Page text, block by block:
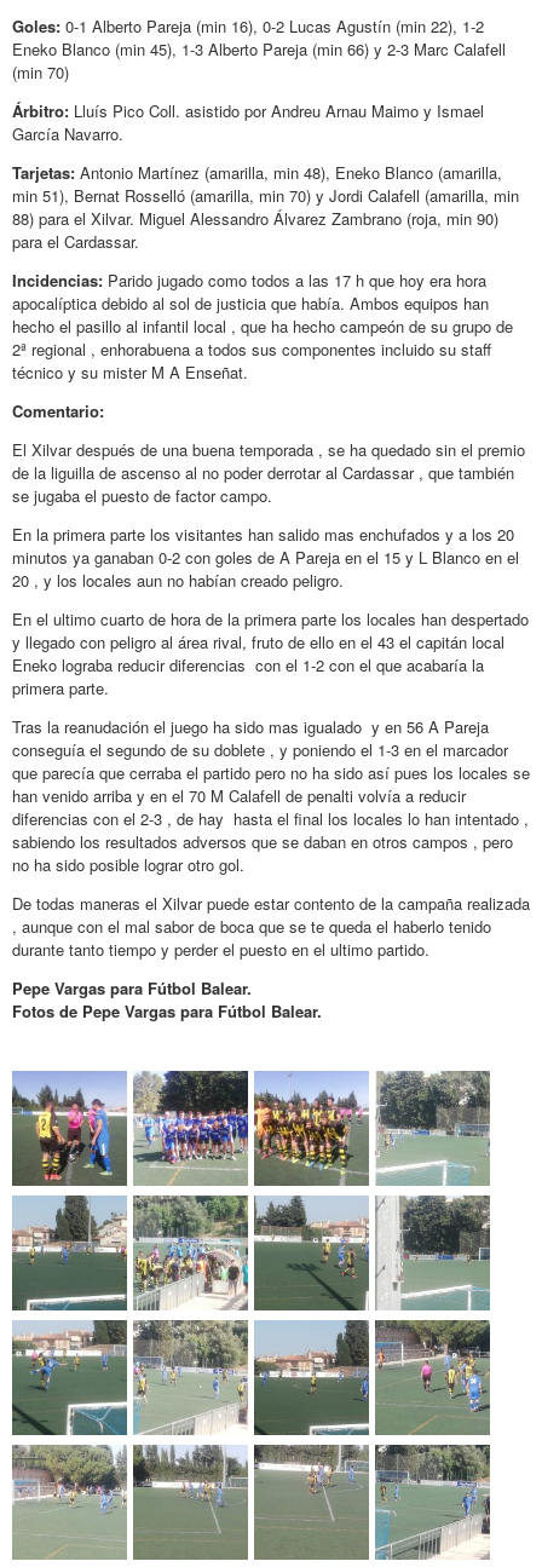
Goles: 0-1 Alberto Pareja (min 16), 0-2 Lucas Agustín (min 22), 1-2
Eneko Blanco (min 45), 1-3 Alberto Pareja (min 66) y 2-3 Marc Calafell
(min 70)
Árbitro: Lluís Pico Coll. asistido por Andreu Arnau Maimo y Ismael
García Navarro.
Tarjetas: Antonio Martínez (amarilla, min 48), Eneko Blanco (amarilla,
min 51), Bernat Rosselló (amarilla, min 70) y Jordi Calafell (amarilla, min
88) para el Xilvar. Miguel Alessandro Álvarez Zambrano (roja, min 90)
para el Cardassar.
Incidencias: Parido jugado como todos a las 17 h que hoy era hora
apocalíptica debido al sol de justicia que había. Ambos equipos han
hecho el pasillo al infantil local , que ha hecho campeón de su grupo de
2ª regional , enhorabuena a todos sus componentes incluido su staff
técnico y su mister M A Enseñat.
Comentario:
El Xilvar después de una buena temporada , se ha quedado sin el premio
de la liguilla de ascenso al no poder derrotar al Cardassar , que también
se jugaba el puesto de factor campo.
En la primera parte los visitantes han salido mas enchufados y a los 20
minutos ya ganaban 0-2 con goles de A Pareja en el 15 y L Blanco en el
20 , y los locales aun no habían creado peligro.
En el ultimo cuarto de hora de la primera parte los locales han despertado
y llegado con peligro al área rival, fruto de ello en el 43 el capitán local
Eneko lograba reducir diferencias con el 1-2 con el que acabaría la
primera parte.
Tras la reanudación el juego ha sido mas igualado y en 56 A Pareja
conseguía el segundo de su doblete , y poniendo el 1-3 en el marcador
que parecía que cerraba el partido pero no ha sido así pues los locales se
han venido arriba y en el 70 M Calafell de penalti volvía a reducir
diferencias con el 2-3 , de hay hasta el final los locales lo han intentado ,
sabiendo los resultados adversos que se daban en otros campos , pero
no ha sido posible lograr otro gol.
De todas maneras el Xilvar puede estar contento de la campaña realizada
, aunque con el mal sabor de boca que se te queda el haberlo tenido
durante tanto tiempo y perder el puesto en el ultimo partido.
Pepe Vargas para Fútbol Balear.
Fotos de Pepe Vargas para Fútbol Balear.